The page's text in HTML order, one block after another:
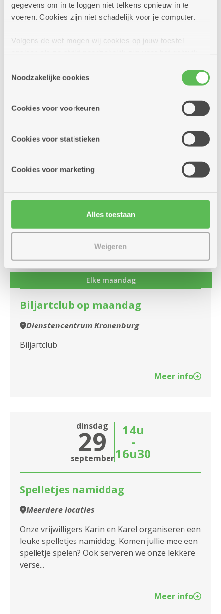
gegevens om in te loggen niet telkens opnieuw in te
voeren. Cookies zijn niet schadelijk voor je computer.
Volgens de wet mogen wij cookies op jouw toestel
cookies hebben we jouw toestemming nodig. Sommige
cookies worden geplaatst door derde partijen die een
informatie over jouw (geanonimiseerd) gebruik van onze
partners kunnen deze gegevens combineren met andere
Noodzakelijke cookies
Cookies voor voorkeuren
Cookies voor statistieken
Cookies voor marketing
Alles toestaan
Weigeren
zondag
27 24u
17u
Meerdaagse Oostende
Reserveer tijdig want het aantal plaatsen is
beperkt.
Meer info
maandag
28
september
14u
17u
Elke maandag
Biljartclub op maandag
Dienstencentrum Kronenburg
Biljartclub
Meer info
dinsdag
29
september
14u
-
16u30
Spelletjes namiddag
Meerdere locaties
Onze vrijwilligers Karin en Karel organiseren een
leuke spelletjes namiddag. Komen jullie mee een
spelletje spelen? Ook serveren we onze lekkere
verse...
Meer info